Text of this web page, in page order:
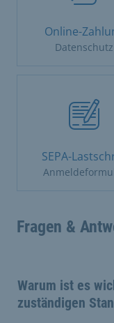
Online-
Datenschutz
SEPA-
Fragen &
Warum ist es
zuständigen